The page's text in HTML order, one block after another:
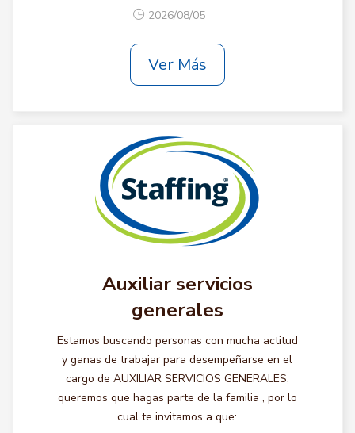
2026/08/05
Ver Más
Auxiliar servicios
generales
Estamos buscando personas con mucha actitud
y ganas de trabajar para desempeñarse en el
cargo de AUXILIAR SERVICIOS GENERALES,
queremos que hagas parte de la familia , por lo
cual te invitamos a que: